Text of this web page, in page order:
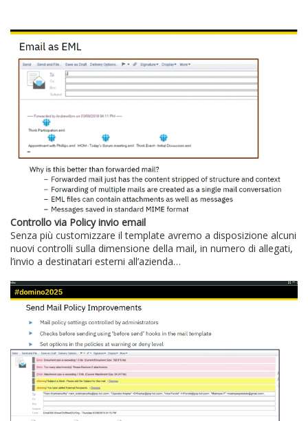
Controllo via Policy invio email
Senza più customizzare il template avremo a disposizione alcuni
nuovi controlli sulla dimensione della mail, in numero di allegati,
l’invio a destinatari esterni all’azienda…